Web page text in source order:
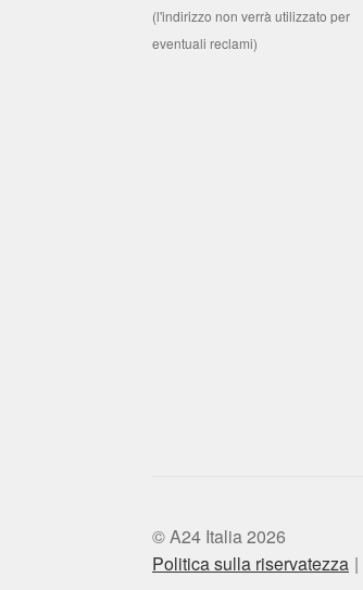
(l'indirizzo non verrà utilizzato per
eventuali reclami)
© A24 Italia 2026
Politica sulla riservatezza